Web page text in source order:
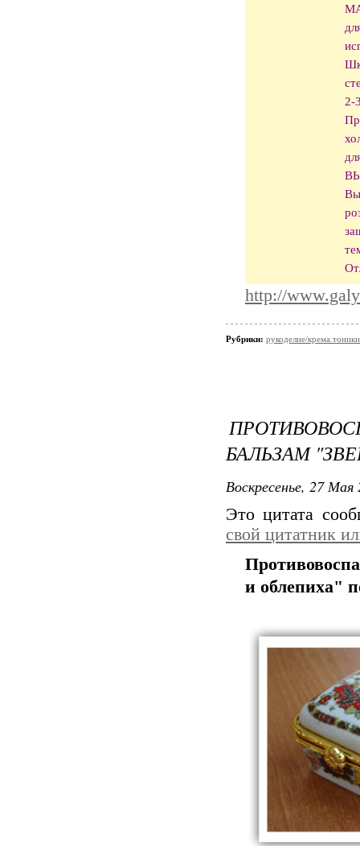
2-
http://
Рубрики: рукоделие/
БАЛЬЗАМ
Воскресенье, 27
Это цитата
свой цитатник
и облепиха"